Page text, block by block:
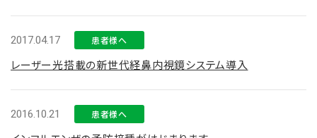
2017.04.17 患者様へ
レーザー光搭載の新世代経鼻内視鏡システム導入
2016.10.21 患者様へ